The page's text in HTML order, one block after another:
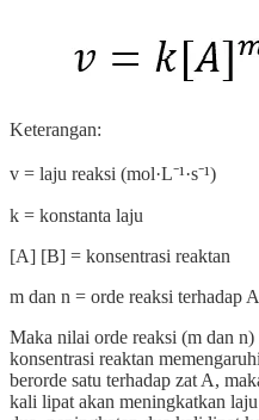
Keterangan:
v = laju reaksi (mol·L⁻¹·s⁻¹)
k = konstanta laju
[A] [B] = konsentrasi reaktan
m dan n = orde reaksi terhadap
Maka nilai orde reaksi (m dan
konsentrasi reaktan
berorde satu terhadap zat A,
kali lipat akan meningkatkan